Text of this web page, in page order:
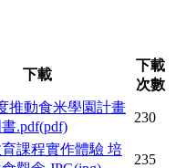
下載
下載
次數
230
235